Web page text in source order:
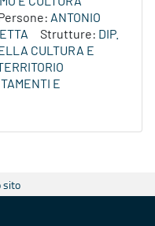
Persone: ANTONIO
Strutture: DIP.
CULTURA E
E
sito